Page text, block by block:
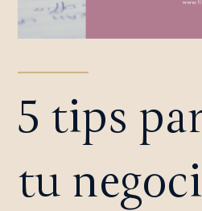
5 tips
tu